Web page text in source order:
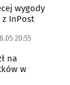
wygody
InPost
20:55
na
w